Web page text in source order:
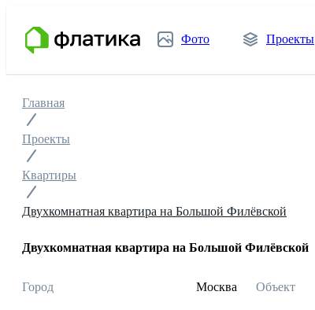
Фото Проекты
Главная
Проекты
Квартиры
Двухкомнатная квартира на Большой Филёвской
Двухкомнатная квартира на Большой Филёвской
Город Москва Объект